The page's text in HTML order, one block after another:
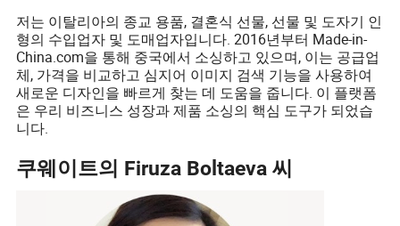
저는 이탈리아의 종교 용품, 결혼식 선물, 선물 및 도자기 인
형의 수입업자 및 도매업자입니다. 2016년부터 Made-in-
China.com을 통해 중국에서 소싱하고 있으며, 이는 공급업
체, 가격을 비교하고 심지어 이미지 검색 기능을 사용하여
새로운 디자인을 빠르게 찾는 데 도움을 줍니다. 이 플랫폼
은 우리 비즈니스 성장과 제품 소싱의 핵심 도구가 되었습
니다.
쿠웨이트의 Firuza Boltaeva 씨